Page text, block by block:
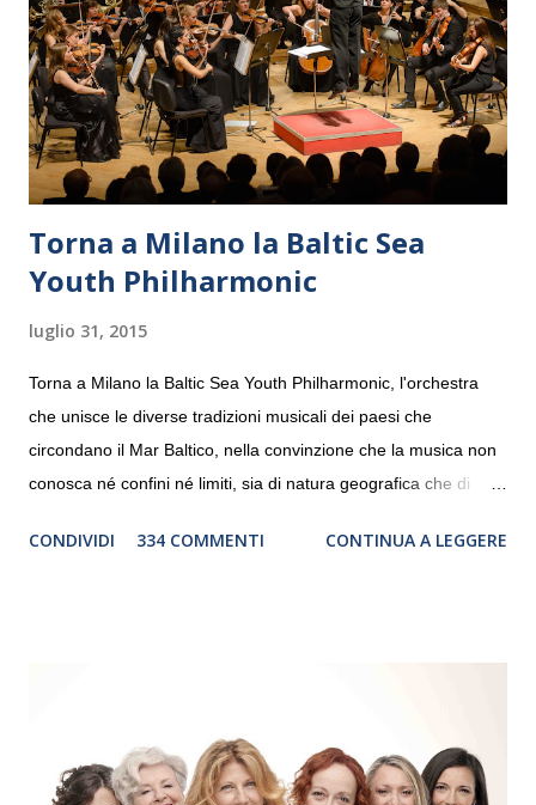
Torna a Milano la Baltic Sea
Youth Philharmonic
luglio 31, 2015
Torna a Milano la Baltic Sea Youth Philharmonic, l'orchestra
che unisce le diverse tradizioni musicali dei paesi che
circondano il Mar Baltico, nella convinzione che la musica non
conosca né confini né limiti, sia di natura geografica che di
debutterà il 10 settembre a Heiden, in Germania, e toccherà, in
“Settembre dell’Accademia” dove si esibirà per il secondo anno
consecutivo. Il pubblico milanese avrà il piacere di applaudire i
CONDIVIDI 334 COMMENTI CONTINUA A LEGGERE